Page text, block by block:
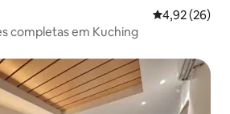
4,92 de uma
4,92 (26)
completas em Kuching